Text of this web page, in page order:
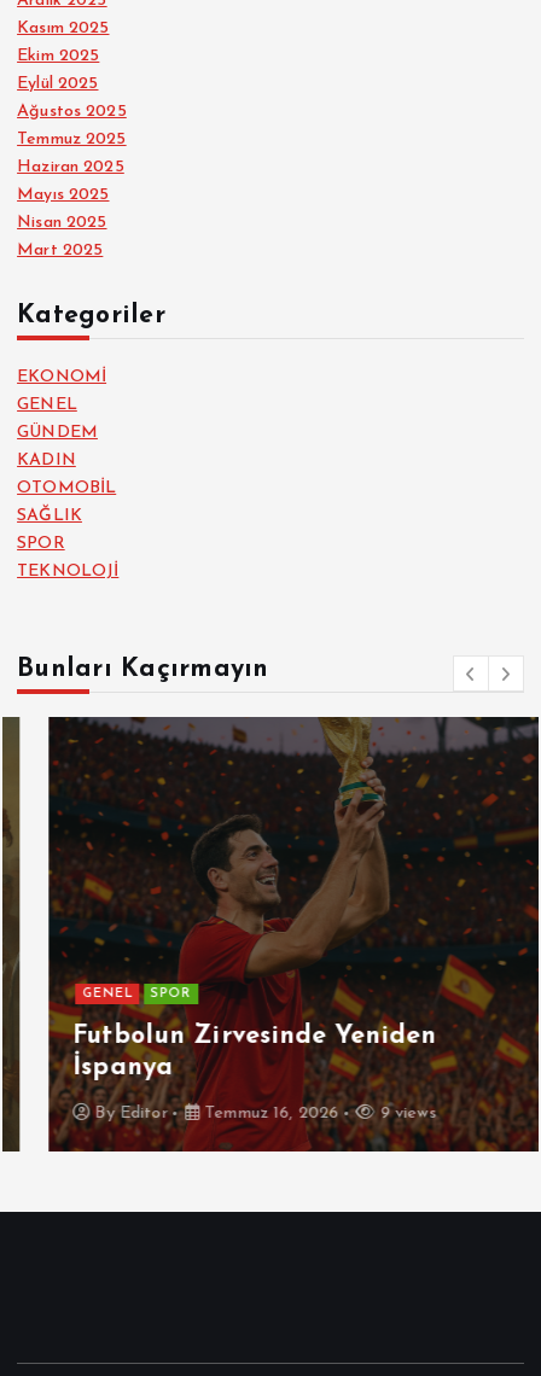
Kasım 2025
Ekim 2025
Eylül 2025
Ağustos 2025
Temmuz 2025
Haziran 2025
Mayıs 2025
Nisan 2025
Mart 2025
Kategoriler
EKONOMİ
GENEL
GÜNDEM
KADIN
OTOMOBİL
SAĞLIK
SPOR
TEKNOLOJİ
Bunları Kaçırmayın
GENEL SPOR
Futbolun Zirvesinde Yeniden
İspanya
ByEditor Temmuz 16, 2026 9 views